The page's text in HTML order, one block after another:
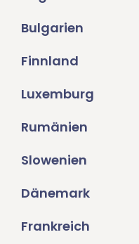
Bulgarien
Finnland
Luxemburg
Rumänien
Slowenien
Dänemark
Frankreich